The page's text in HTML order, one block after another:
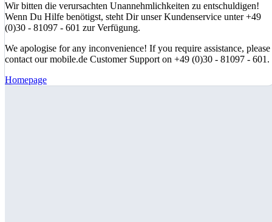
Wir bitten die verursachten Unannehmlichkeiten zu entschuldigen!
Wenn Du Hilfe benötigst, steht Dir unser Kundenservice unter +49
(0)30 - 81097 - 601 zur Verfügung.
We apologise for any inconvenience! If you require assistance, please
contact our mobile.de Customer Support on +49 (0)30 - 81097 - 601.
Homepage